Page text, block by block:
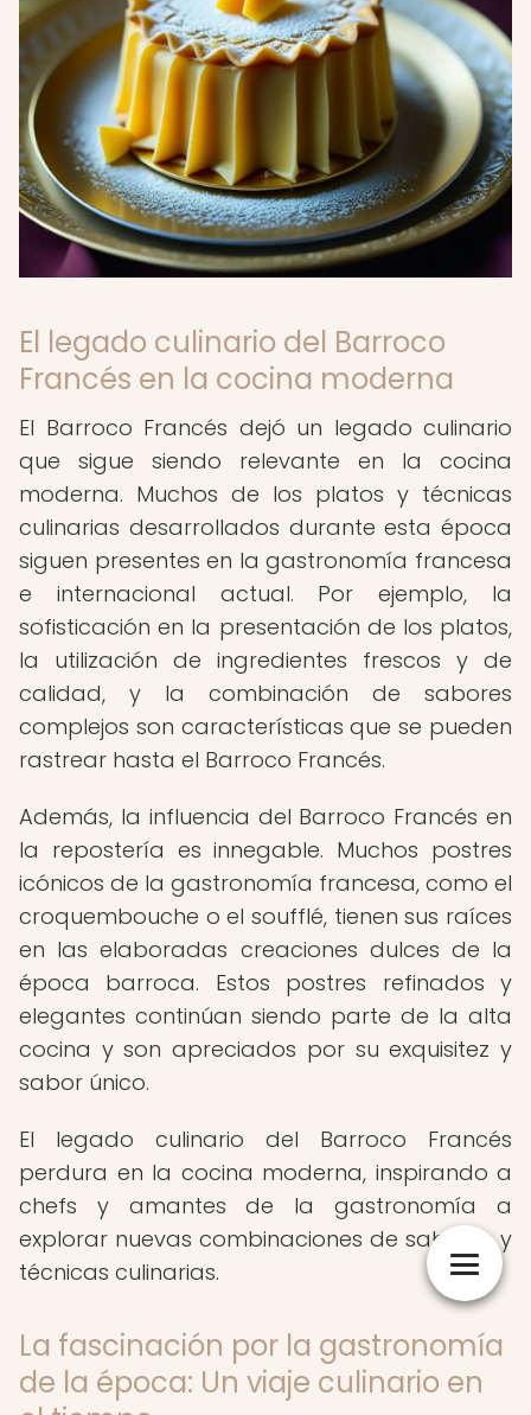
El legado culinario del Barroco
Francés en la cocina moderna
El Barroco Francés dejó un legado culinario
que sigue siendo relevante en la cocina
moderna. Muchos de los platos y técnicas
culinarias desarrollados durante esta época
siguen presentes en la gastronomía francesa
e internacional actual. Por ejemplo, la
sofisticación en la presentación de los platos,
la utilización de ingredientes frescos y de
calidad, y la combinación de sabores
complejos son características que se pueden
rastrear hasta el Barroco Francés.
Además, la influencia del Barroco Francés en
la repostería es innegable. Muchos postres
icónicos de la gastronomía francesa, como el
croquembouche o el soufflé, tienen sus raíces
en las elaboradas creaciones dulces de la
época barroca. Estos postres refinados y
elegantes continúan siendo parte de la alta
cocina y son apreciados por su exquisitez y
sabor único.
El legado culinario del Barroco Francés
perdura en la cocina moderna, inspirando a
chefs y amantes de la gastronomía a
explorar nuevas combinaciones de sabores y
técnicas culinarias.
La fascinación por la gastronomía
de la época: Un viaje culinario en